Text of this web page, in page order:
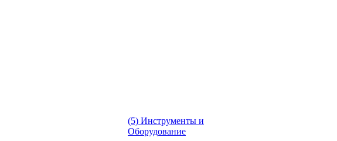
(5) Инструменты и
Оборудование